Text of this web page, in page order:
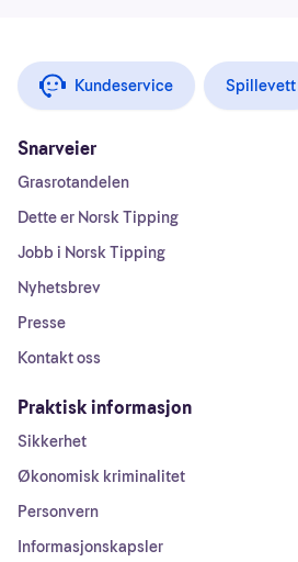
Kundeservice Spillevett
Snarveier
Grasrotandelen
Dette er Norsk Tipping
Jobb i Norsk Tipping
Nyhetsbrev
Presse
Kontakt oss
Praktisk informasjon
Sikkerhet
Økonomisk kriminalitet
Personvern
Informasjonskapsler